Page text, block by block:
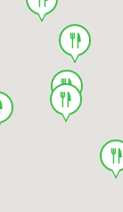
food
food
food